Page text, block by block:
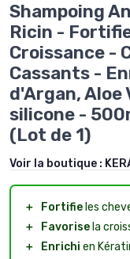
Shampoing
Ricin -
Croissance -
Cassants -
d'Argan, Aloe
silicone -
(Lot de 1)
Voir la boutique :
＋ Fortifieles
＋
Favorisela
＋
Enrichi en